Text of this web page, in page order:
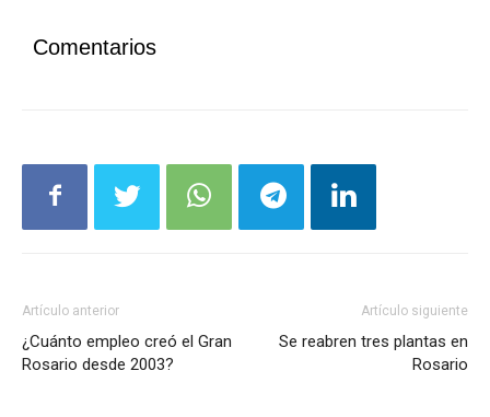
Comentarios
Artículo anterior
¿Cuánto empleo creó el Gran
Rosario desde 2003?
Artículo siguiente
Se reabren tres plantas en
Rosario